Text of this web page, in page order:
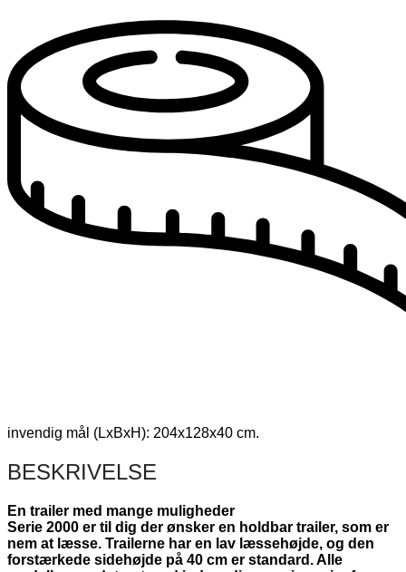
invendig mål (LxBxH): 204x128x40 cm.
BESKRIVELSE
En trailer med mange muligheder
Serie 2000 er til dig der ønsker en holdbar trailer, som er
nem at læsse. Trailerne har en lav læssehøjde, og den
forstærkede sidehøjde på 40 cm er standard. Alle